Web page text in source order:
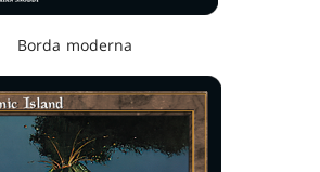
Borda moderna